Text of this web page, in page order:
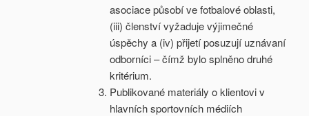
asociace působí ve fotbalové oblasti,
(iii) členství vyžaduje výjimečné
úspěchy a (iv) přijetí posuzují uznávaní
odborníci – čímž bylo splněno druhé
kritérium.
Publikované materiály o klientovi v
hlavních sportovních médiích